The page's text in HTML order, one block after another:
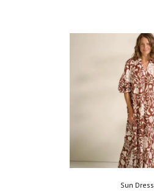
Sun Dress